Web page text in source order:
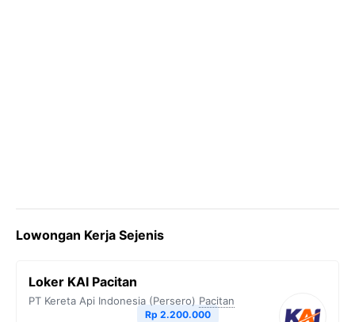
Lowongan Kerja Sejenis
Loker KAI Pacitan
PT Kereta Api Indonesia (Persero) Pacitan
Rp 2.200.000